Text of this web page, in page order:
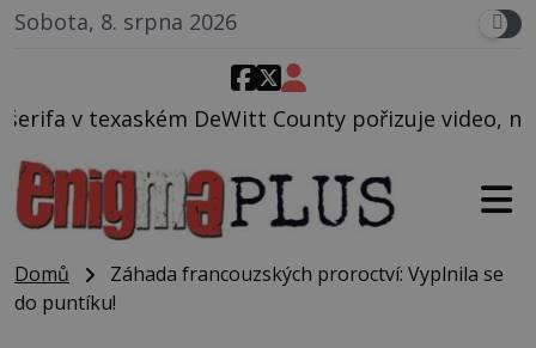
Sobota, 8. srpna 2026
County pořizuje video, na kterém před jeho
Domů
Záhada francouzských proroctví: Vyplnila se
do puntíku!